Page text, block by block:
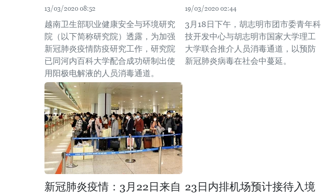
13/03/2020 08:52
越南卫生部职业健康安全与环境研究
院（以下简称研究院）透露，为加强
新冠肺炎疫情防疫研究工作，研究院
已同河内百科大学配合成功研制出使
用阳极电解液的人员消毒通道。
19/03/2020 02:44
3月18日下午，胡志明市团市委青年科
技开发中心与胡志明市国家大学理工
大学联合推介人员消毒通道，以预防
新冠肺炎病毒在社会中蔓延。
新冠肺炎疫情：3月22日来自 23日内排机场预计接待入境